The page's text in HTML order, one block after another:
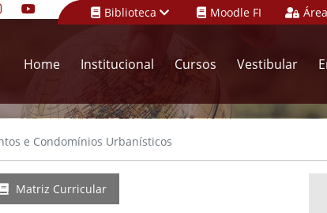
Biblioteca Moodle FI
Home Institucional Cursos Vestibular
e Condomínios Urbanísticos
Matriz Curricular